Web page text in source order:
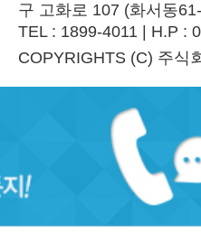
구 고화로 107 (화서동
TEL : 1899-4011 | H.P :
COPYRIGHTS (C) 주식